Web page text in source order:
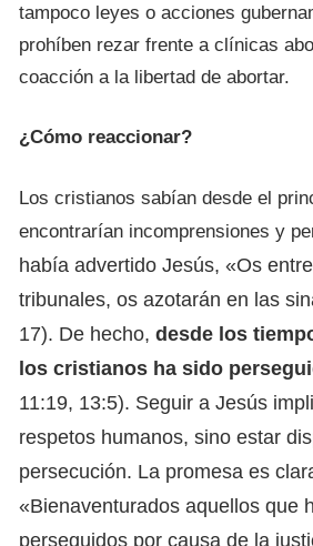
tampoco leyes o acciones
prohíben rezar frente a clínicas
coacción a la libertad de abortar.
¿Cómo reaccionar?
Los cristianos sabían desde el
encontrarían incomprensiones y
había advertido Jesús, «Os
tribunales, os azotarán en las
17). De hecho, desde los
los cristianos ha sido
11:19, 13:5). Seguir a Jesús
respetos humanos, sino estar
persecución. La promesa es
«Bienaventurados aquellos que
perseguidos por causa de la